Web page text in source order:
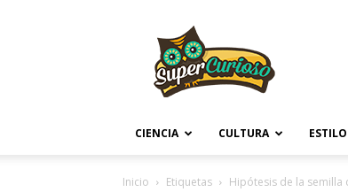
CIENCIA CULTURA
Inicio Etiquetas Hipótesis de la semilla